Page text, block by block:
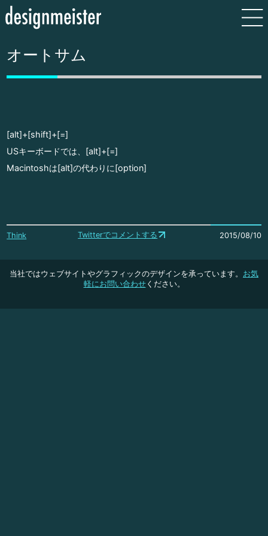
オートサム
[alt]+[shift]+[=]
USキーボードでは、[alt]+[=]
Macintoshは[alt]の代わりに[option]
Think Twitterでコメントする 2015/08/10
当社ではウェブサイトやグラフィックのデザインを承っています。 お気
軽にお問い合わせください。